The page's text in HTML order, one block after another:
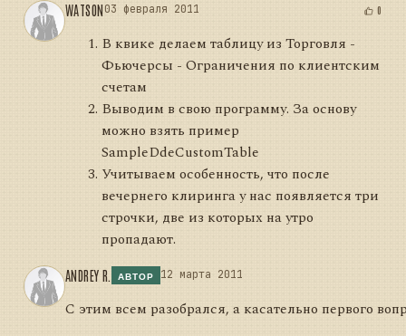
WATSON03 февраля 2011 0
В квике делаем таблицу из Торговля -
Фьючерсы - Ограничения по клиентским
счетам
Выводим в свою программу. За основу
можно взять пример
SampleDdeCustomTable
Учитываем особенность, что после
вечернего клиринга у нас появляется три
строчки, две из которых на утро
пропадают.
ANDREY R. АВТОР 12 марта 2011
С этим всем разобрался, а касательно первого